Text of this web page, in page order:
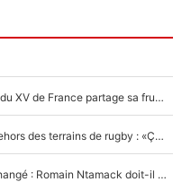
Mis de côté par Fabien Galthié, un joueur du XV de France partage sa frustration : «ils ne me l’ont pas dit tout de suite»
La raison d'être de Matthieu Jalibert en dehors des terrains de rugby : «Ça m'atteint autant que si tu touches à un membre de ma famille»
XV de France - Matthieu Jalibert a tout changé : Romain Ntamack doit-il s’inquiéter pour sa place à un an de la Coupe du monde ?